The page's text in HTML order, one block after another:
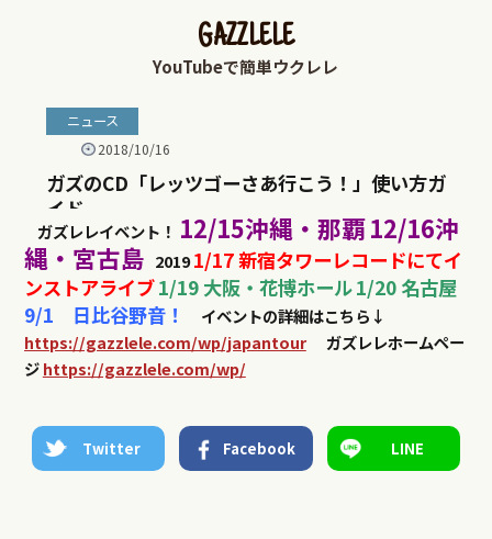
ガズレレイベント！ 12/15沖縄・那覇12/16沖
縄・宮古島 20191/17 新宿タワーレコードにてイ
ンストアライブ1/19 大阪・花博ホール1/20 名古屋
9/1 日比谷野音！
イベントの詳細はこちら↓
https://gazzlele.com/wp/japantour
ガズレレホームペー
ジhttps://gazzlele.com/wp/
Twitter Facebook LINE